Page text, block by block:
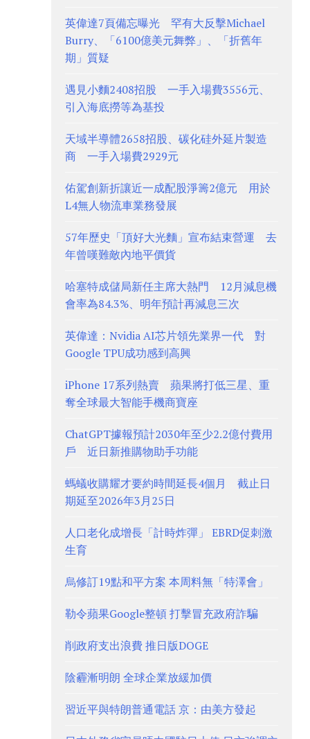
英偉達7頁備忘曝光 罕有大反擊Michael
Burry、「6100億美元舞弊」、「折舊年
期」質疑
遇見小麵2408招股 一手入場費3556元、
引入海底撈等為基投
天域半導體2658招股、碳化硅外延片製造
商 一手入場費2929元
佑駕創新折讓近一成配股淨籌2億元 用於
L4無人物流車業務發展
57年歷史「頂好大光麵」宣布結束營運 去
年曾嘆難敵內地平價貨
哈塞特成儲局新任主席大熱門 12月減息機
會率為84.3%、明年預計再減息三次
英偉達：Nvidia AI芯片領先業界一代 對
Google TPU成功感到高興
iPhone 17系列熱賣 蘋果將打低三星、重
奪全球最大智能手機商寶座
ChatGPT據報預計2030年至少2.2億付費用
戶 近日新推購物助手功能
螞蟻收購耀才要約時間延長4個月 截止日
期延至2026年3月25日
人口老化成增長「計時炸彈」 EBRD促刺激
生育
烏修訂19點和平方案 本周料無「特澤會」
勒令蘋果Google整頓 打擊冒充政府詐騙
削政府支出浪費 推日版DOGE
陰霾漸明朗 全球企業放緩加價
習近平與特朗普通電話 京：由美方發起